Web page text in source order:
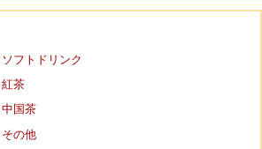
ソフトドリンク
紅茶
中国茶
その他